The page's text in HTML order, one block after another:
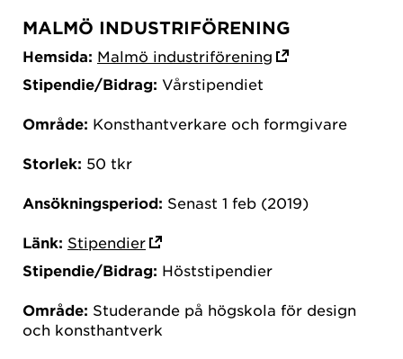
MALMÖ INDUSTRIFÖRENING
Hemsida: Malmö industriförening
Stipendie/Bidrag: Vårstipendiet
Område: Konsthantverkare och formgivare
Storlek: 50 tkr
Ansökningsperiod: Senast 1 feb (2019)
Länk: Stipendier
Stipendie/Bidrag: Höststipendier
Område: Studerande på högskola för design
och konsthantverk